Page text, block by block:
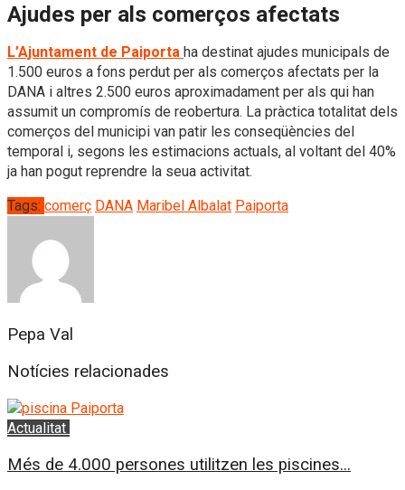
Ajudes per als comerços afectats
L’Ajuntament de Paiporta ha destinat ajudes municipals de
1.500 euros a fons perdut per als comerços afectats per la
DANA i altres 2.500 euros aproximadament per als qui han
assumit un compromís de reobertura. La pràctica totalitat dels
comerços del municipi van patir les conseqüències del
temporal i, segons les estimacions actuals, al voltant del 40%
ja han pogut reprendre la seua activitat.
Tags: comerç DANA Maribel Albalat Paiporta
Pepa Val
Notícies relacionades
Actualitat
Més de 4.000 persones utilitzen les piscines...